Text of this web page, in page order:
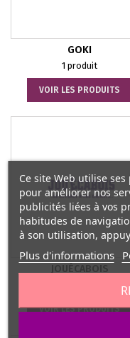
GOKI
1 produit
VOIR LES PRODUITS
JOUÉCABOIS
VOIR LES PRODUITS
Ce site Web utilise
pour améliorer nos
publicités liées à vos
habitudes de
à son utilisation,
Plus d'informations